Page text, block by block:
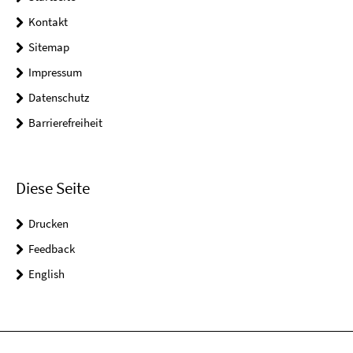
Kontakt
Sitemap
Impressum
Datenschutz
Barrierefreiheit
Diese Seite
Drucken
Feedback
English